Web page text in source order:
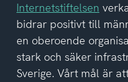
Internetstiftelsen
bidrar positivt till
en oberoende
stark och säker
Sverige. Vårt mål är